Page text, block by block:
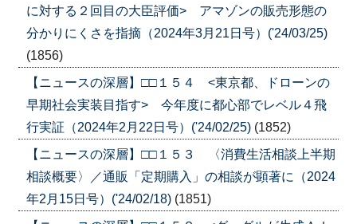
に対する２回目の大臣評価> アマゾンの販売形態の
分かりにくさを指摘（2024年3月21日号）('24/03/25)
(1856)
【ニュースの深層】□□１５４ <東京都、ドローンの
早期社会実装目指す> 今年度に都心部でレベル４飛
行実証（2024年2月22日号）('24/02/25) (1852)
【ニュースの深層】□□１５３ 〈消費生活相談上半期
相談概要〉／通販「定期購入」の相談が顕著に（2024
年2月15日号）('24/02/18) (1851)